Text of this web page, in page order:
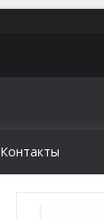
Контакты